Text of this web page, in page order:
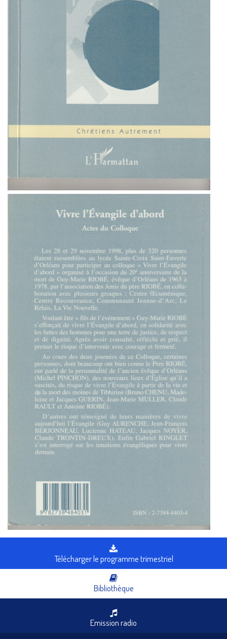
Télécharger le programme trimestriel
Bibliothèque
Emission radio